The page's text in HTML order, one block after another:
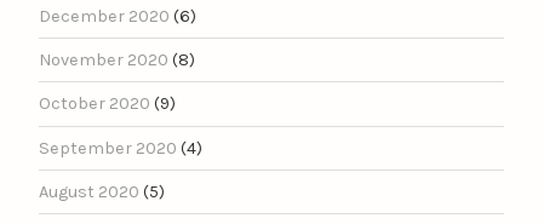
December 2020 (6)
November 2020 (8)
October 2020 (9)
September 2020 (4)
August 2020 (5)